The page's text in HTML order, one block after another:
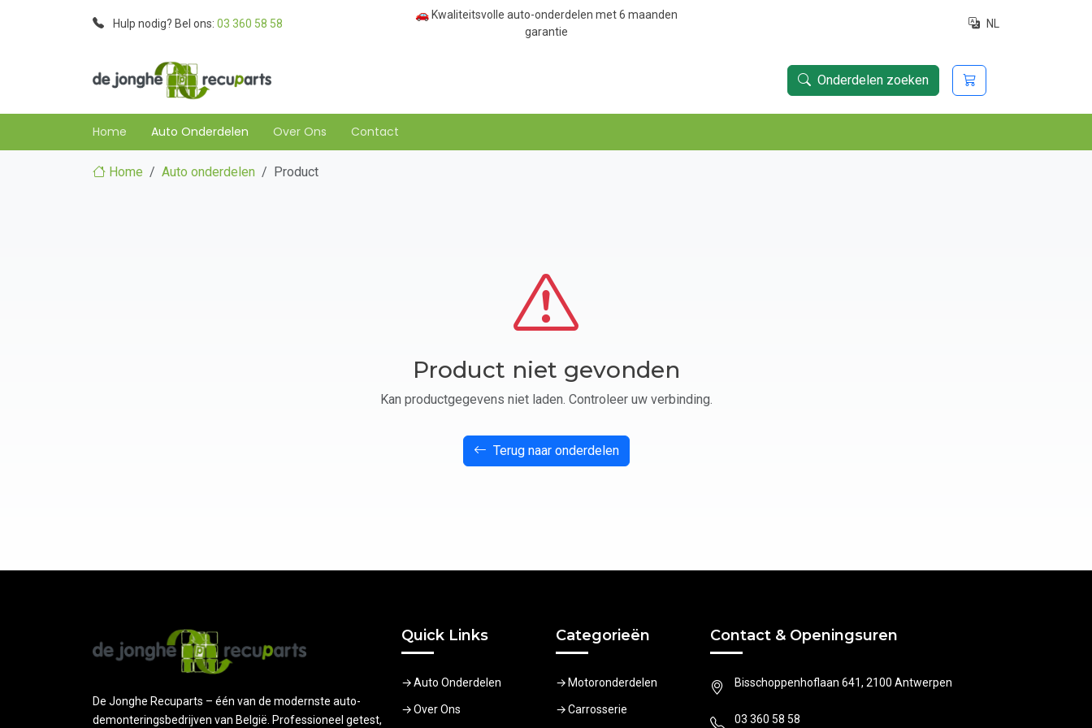
Hulp nodig? Bel ons: 03 360 58 58
🚗 Kwaliteitsvolle auto-onderdelen met 6 maanden
garantie
NL
Onderdelen zoeken
Home Auto Onderdelen Over Ons Contact
Home Auto onderdelen Product
Product niet gevonden
Kan productgegevens niet laden. Controleer uw verbinding.
Terug naar onderdelen
De Jonghe Recuparts – één van de modernste auto-
demonteringsbedrijven van België. Professioneel getest,
Quick Links
Auto Onderdelen
Over Ons
Categorieën
Motoronderdelen
Carrosserie
Contact & Openingsuren
Bisschoppenhoflaan 641, 2100 Antwerpen
03 360 58 58